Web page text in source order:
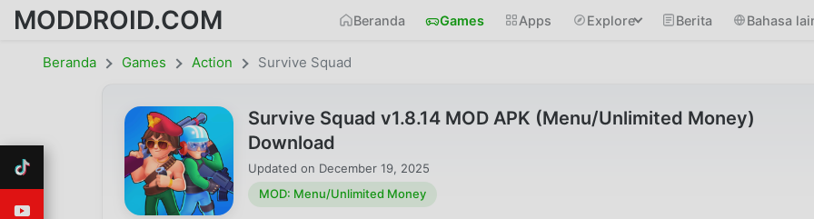
MODDROID.COM Beranda Games Apps Explore Berita Bahasa
Beranda Games Action Survive Squad
Survive Squad v1.8.14 MOD APK (Menu/Unlimited Money)
Download
Updated on December 19, 2025
MOD: Menu/Unlimited Money